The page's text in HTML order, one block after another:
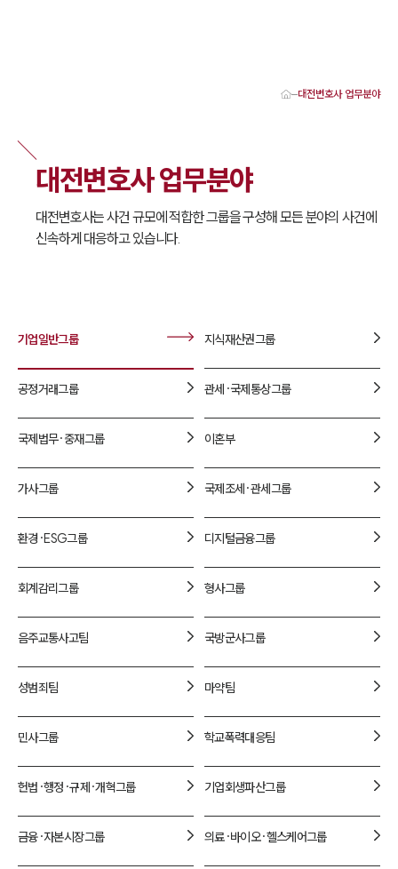
서울·대전변호사
대전형사전문변호사
대전이혼전문변호사
대전학교폭력변호사
대전부동산변호사
대전음주운전·교통사고변호사
대전변호사 업무분야
1800-7905
대전변호사 업무분야
대전변호사 업무분야
대전변호사는 사건 규모에 적합한 그룹을 구성해 모든 분야의 사건에
신속하게 대응하고 있습니다.
기업일반그룹 지식재산권그룹
공정거래그룹 관세·국제통상그룹
국제법무·중재그룹 이혼부
가사그룹 국제조세·관세그룹
환경·ESG그룹 디지털금융그룹
회계감리그룹 형사그룹
음주교통사고팀 국방군사그룹
성범죄팀 마약팀
민사그룹 학교폭력대응팀
헌법·행정·규제·개혁그룹 기업회생파산그룹
금융·자본시장그룹 의료·바이오·헬스케어그룹